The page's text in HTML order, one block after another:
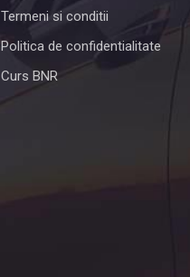
Termeni si conditii
Politica de confidentialitate
Curs BNR